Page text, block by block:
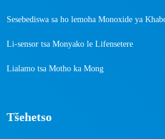
Sesebediswa sa ho lemoha Monoxide ya
Li-sensor tsa Monyako le Lifensetere
Lialamo tsa Motho ka Mong
Tšehetso